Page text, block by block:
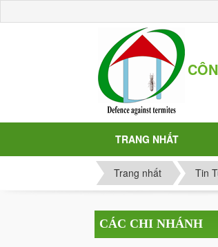
TRANG NHẤT
Trang nhất Tin
CÁC CHI NHÁNH